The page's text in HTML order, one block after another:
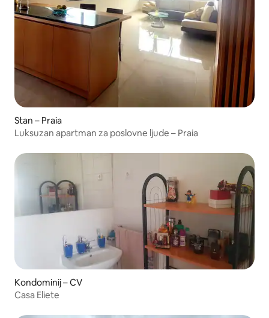
Stan – Praia
Luksuzan apartman za poslovne ljude – Praia
Kondominij – CV
Casa Eliete